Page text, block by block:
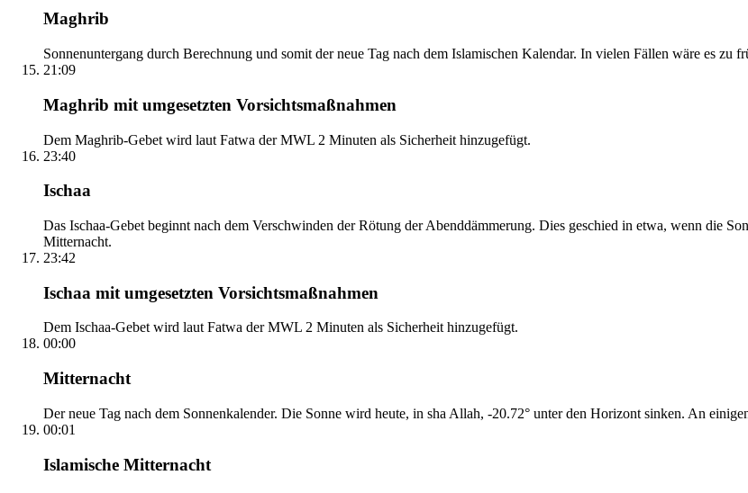
Maghrib
Sonnenuntergang durch Berechnung und somit der neue Tag nach dem Islamischen Kalendar. In vielen Fällen wäre es zu
21:09
Maghrib mit umgesetzten Vorsichtsmaßnahmen
Dem Maghrib-Gebet wird laut Fatwa der MWL 2 Minuten als Sicherheit hinzugefügt.
23:40
Ischaa
Das Ischaa-Gebet beginnt nach dem Verschwinden der Rötung der Abenddämmerung. Dies geschied in etwa, wenn die
Mitternacht.
23:42
Ischaa mit umgesetzten Vorsichtsmaßnahmen
Dem Ischaa-Gebet wird laut Fatwa der MWL 2 Minuten als Sicherheit hinzugefügt.
00:00
Mitternacht
Der neue Tag nach dem Sonnenkalender. Die Sonne wird heute, in sha Allah, -20.72° unter den Horizont sinken. An
00:01
Islamische Mitternacht